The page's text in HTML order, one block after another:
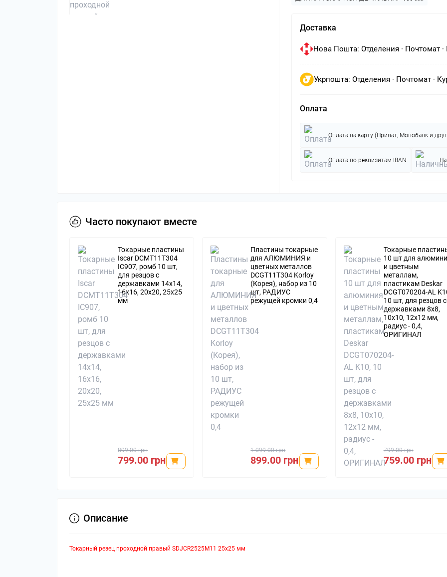
Доставка
Нова Пошта: Отделения · Почтомат ·
Укрпошта: Отделения · Почтомат ·
Оплата
Оплата на карту (Приват, Монобанк и
Оплата по реквизитам IBAN
Часто покупают вместе
Токарные пластины
Iscar DCMT11T304
IC907, ромб 10 шт,
для резцов с
державками 14х14,
16х16, 20x20, 25x25
мм
899.00 грн
799.00 грн
Пластины токарные
для АЛЮМИНИЯ и
цветных металлов
DCGT11T304 Korloy
(Корея), набор из 10
шт, РАДИУС
режущей кромки 0,4
1 099.00 грн
899.00 грн
Токарные
10 шт для
и цветным
металлам,
пластикам Deskar
DCGT070204-AL
10 шт, для резцов с
державками 8х8,
10х10, 12x12 мм,
радиус - 0,4,
ОРИГИНАЛ
799.00 грн
759.00 грн
Описание
Токарный резец проходной правый SDJCR2525M11 25x25 мм